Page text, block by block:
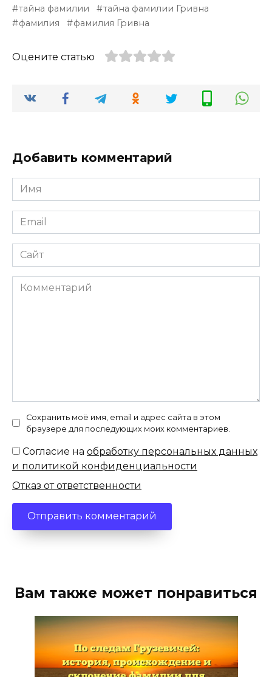
тайна фамилии
тайна фамилии Гривна
фамилия
фамилия Гривна
Оцените статью
Добавить комментарий
Имя
*
Email
*
Сайт
Комментарий
Сохранить моё имя, email и адрес сайта в этом
браузере для последующих моих комментариев.
Согласие на обработку персональных данных
и политикой конфиденциальности
Отказ от ответственности
Вам также может понравиться